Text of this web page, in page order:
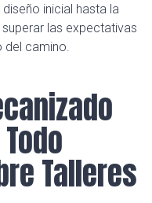
inicial hasta la
las expectativas
del camino.
Talleres